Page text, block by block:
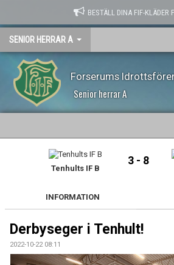
BESTÄLL DINA FIF-KLÄDER
SENIOR HERRAR A
Forserums
Senior herrar A
MATCHER
TRUPPEN
Tenhults IF B
3 - 8
INFORMATION
Derbyseger i Tenhult!
2022-10-22 08:11